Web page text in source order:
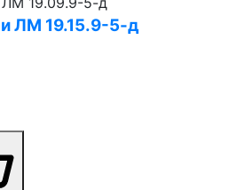
ЛМ 19.15.9⁠-⁠5⁠-⁠д